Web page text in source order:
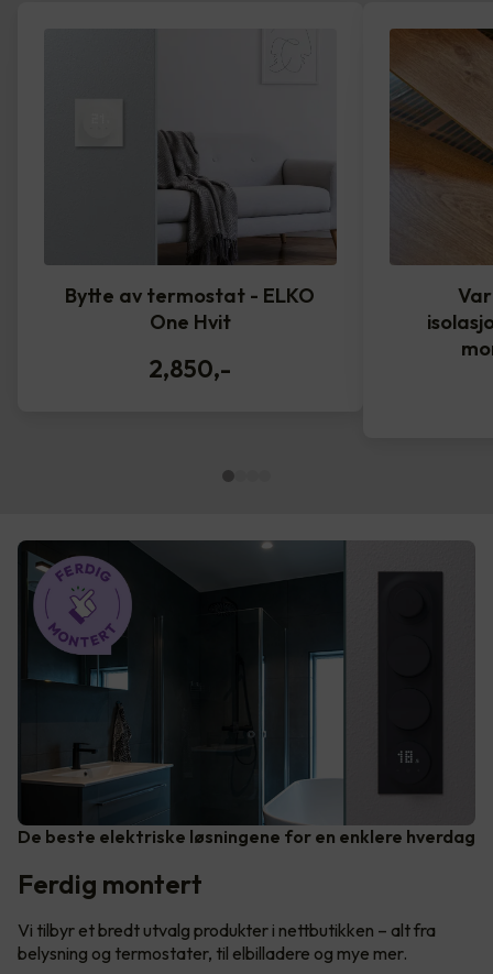
Bytte av termostat - ELKO
One Hvit
2,850,-
De beste elektriske løsningene for en enklere hverdag
Ferdig montert
Vi tilbyr et bredt utvalg produkter i nettbutikken – alt fra
belysning og termostater, til elbilladere og mye mer.